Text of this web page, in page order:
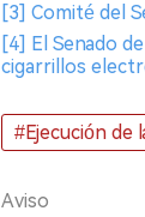
[3] Comité del
[4] El Senado
cigarrillos
#Ejecución de
Aviso